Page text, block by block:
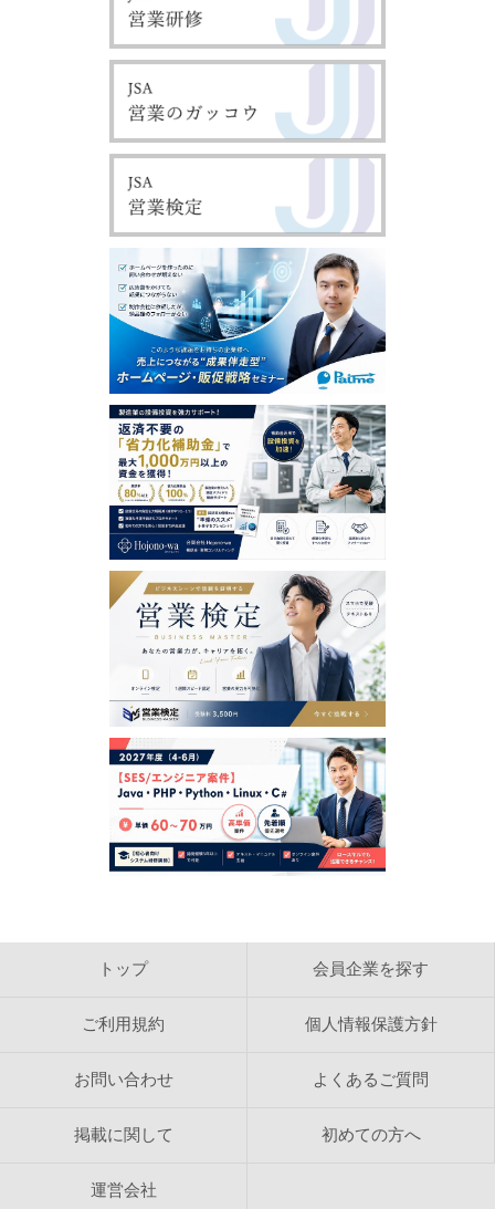
ービス変更・停止の際、当社はできうる限りの方法で、
利用者に対してその旨を事前に告知するものとします。
但し、天災などやむを得ぬ場合は事前に告知することな
く、サービスを変更・停止できるものとします。 サー
ビスの変更または停止に伴い、利用者に不利益や損害が
発生した場合、当社は一切の責任を負わないものとしま
【責任の制約】
いかなる状況においても当社は、第三者を介したものも
含め、本ソフトウェアまたはサービスの利用者による使
用または誤用に対する責任を一切負いません。この責任
の制約は、当社が、そのような損害の可能性について通
告されていた場合であっても、それが保証、契約、故意
または無意識による不法行為、その他に基づいているか
どうかによらず、直接、間接、付随、結果的、特殊、懲
戒的および懲罰的損害賠償を回避するために適用されま
す。この責任の制約は、損害が、第三者を介したものも
含め、本ソフトウェアまたはサービスの使用または誤用
および依存の結果であるか、本ソフトウェアまたはサー
ビスを使用できないためか、本ソフトウェアまたはサー
ビスの中断、一時停止、終了のいずれかの結果かにかか
わらず、適用されます。この責任の制約は、権利侵害の
防止方法による本質的目的の不履行にかかわらず法律で
許容された最大の範囲で適用されます。
【禁止事項】
利用者は、日本営業協会において以下の行為をすること
はできません。
虚偽の情報を登録し、提供する行為
第三者の著作権、商標権、プライバシー権、肖像権等す
べての法的権利を侵害する行為
犯罪的行為に結びつく行為
公序良俗に反する行為
反社会的活動に関する行為
法令、公序良俗に反する行為、またはそのおそれのある
日本営業協会で得た情報を利用しての営利を目的とした
情報提供等の行為
日本営業協会の運営の妨げとなる一切の行為
を自動的に検索し、結果を作成しております。 日本営
業協会は、検索結果として表示される内容に関して、カ
ん。 検索結果として表示される情報の正確さ、信頼
【著作権】
る著作権は株式会社ビジネスコネクションに帰属しま
WEBサイトで反映し、検索結果をリフォーマットして
表示することは禁じられています。
トップ 会員企業を探す
ご利用規約 個人情報保護方針
お問い合わせ よくあるご質問
掲載に関して 初めての方へ
運営会社